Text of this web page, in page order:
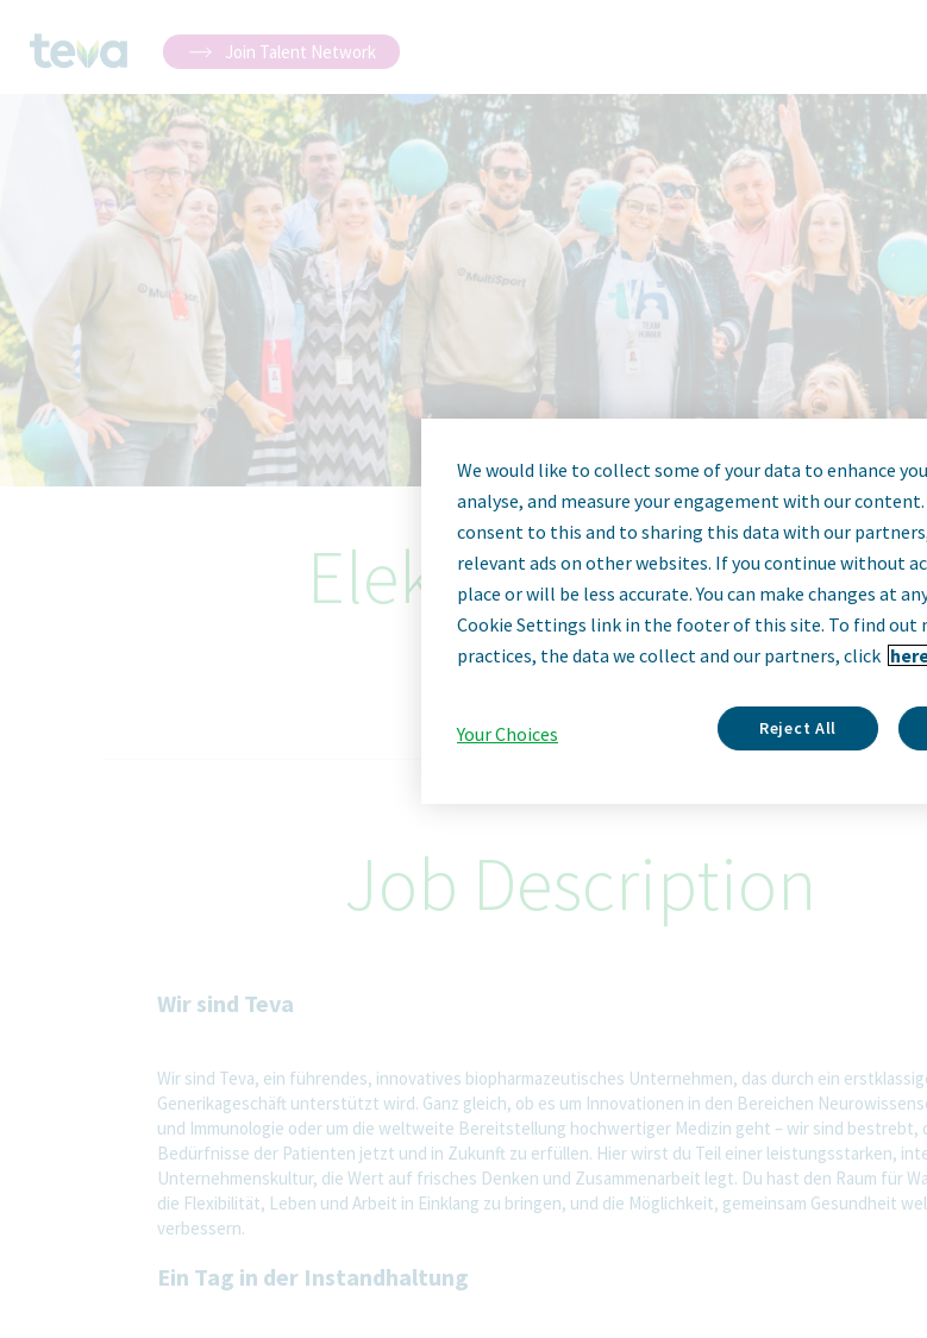
Join Talent Network
Elektroniker/
Ulm, Germany
Job Description
Wir sind Teva
Wir sind Teva, ein führendes, innovatives biopharmazeutisches Unternehmen, das durch ein
Generikageschäft unterstützt wird. Ganz gleich, ob es um Innovationen in den Bereichen
und Immunologie oder um die weltweite Bereitstellung hochwertiger Medizin geht – wir sind bestrebt,
Bedürfnisse der Patienten jetzt und in Zukunft zu erfüllen. Hier wirst du Teil einer leistungsstarken,
Unternehmenskultur, die Wert auf frisches Denken und Zusammenarbeit legt. Du hast den Raum für
die Flexibilität, Leben und Arbeit in Einklang zu bringen, und die Möglichkeit, gemeinsam Gesundheit
verbessern.
Ein Tag in der Instandhaltung
We would like to collect some of your data to enhance
analyse, and measure your engagement with our
consent to this and to sharing this data with our
relevant ads on other websites. If you continue without
place or will be less accurate. You can make changes at
Cookie Settings link in the footer of this site. To find out
practices, the data we collect and our partners, click
Your Choices Reject All